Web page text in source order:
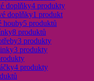
doplňky4 produkty
doplňky1 produkt
houby5 produktů
8 produktů
3 produkty
3 produkty
4 produkty